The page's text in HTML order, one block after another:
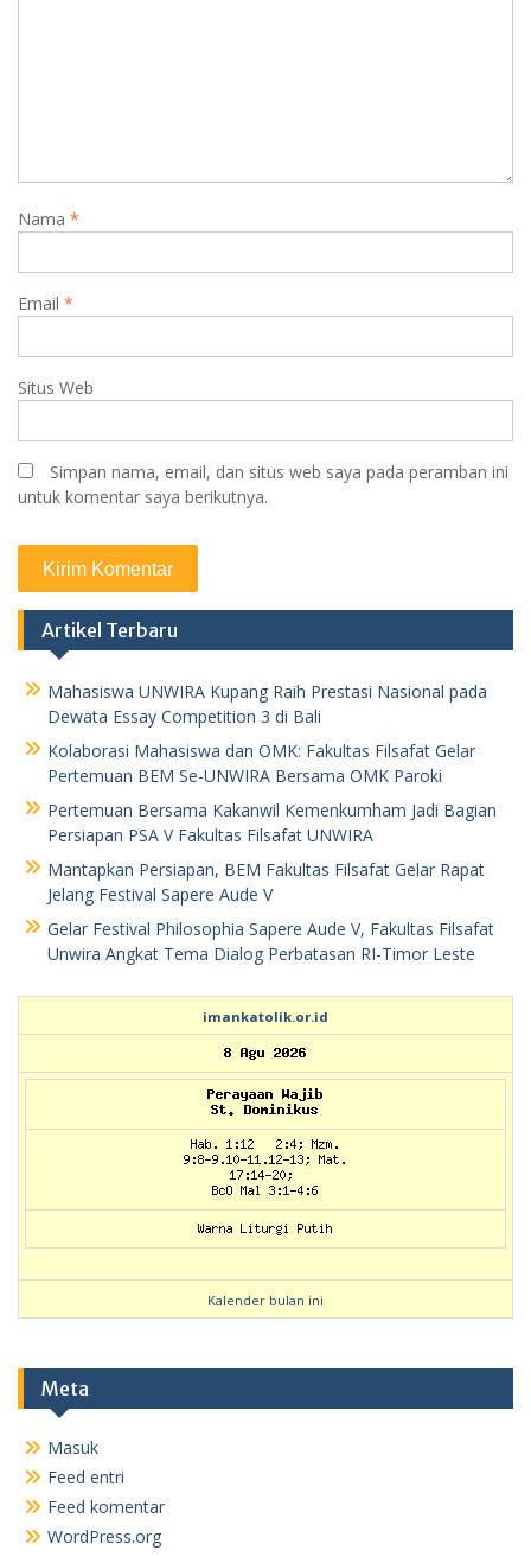
Nama *
Email *
Situs Web
Simpan nama, email, dan situs web saya pada peramban ini
untuk komentar saya berikutnya.
Artikel Terbaru
Mahasiswa UNWIRA Kupang Raih Prestasi Nasional pada
Dewata Essay Competition 3 di Bali
Kolaborasi Mahasiswa dan OMK: Fakultas Filsafat Gelar
Pertemuan BEM Se-UNWIRA Bersama OMK Paroki
Pertemuan Bersama Kakanwil Kemenkumham Jadi Bagian
Persiapan PSA V Fakultas Filsafat UNWIRA
Mantapkan Persiapan, BEM Fakultas Filsafat Gelar Rapat
Jelang Festival Sapere Aude V
Gelar Festival Philosophia Sapere Aude V, Fakultas Filsafat
Unwira Angkat Tema Dialog Perbatasan RI-Timor Leste
imankatolik.or.id
Kalender bulan ini
Meta
Masuk
Feed entri
Feed komentar
WordPress.org